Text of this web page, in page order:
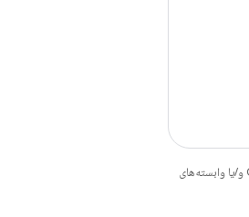
هستند. جاوا و OpenJDK علامت‌های تجاری یا علامت‌های تجاری ثبت‌شده Oracle و/یا وابسته‌های